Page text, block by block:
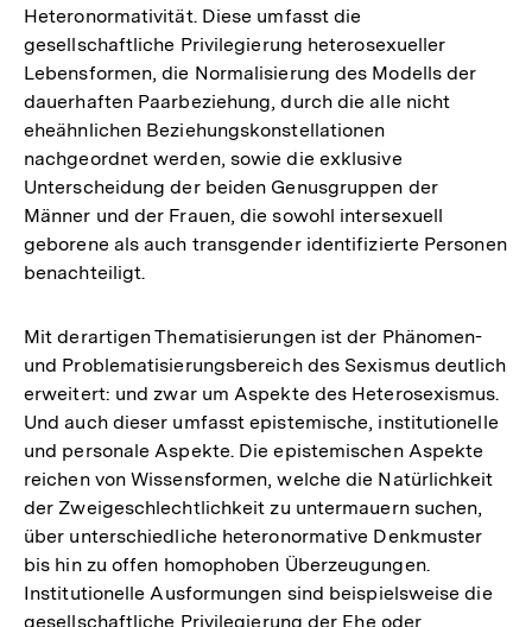
Heteronormativität. Diese umfasst die
gesellschaftliche Privilegierung heterosexueller
Lebensformen, die Normalisierung des Modells der
dauerhaften Paarbeziehung, durch die alle nicht
eheähnlichen Beziehungskonstellationen
nachgeordnet werden, sowie die exklusive
Unterscheidung der beiden Genusgruppen der
Männer und der Frauen, die sowohl intersexuell
geborene als auch transgender identifizierte Personen
benachteiligt.
Mit derartigen Thematisierungen ist der Phänomen-
und Problematisierungsbereich des Sexismus deutlich
erweitert: und zwar um Aspekte des Heterosexismus.
Und auch dieser umfasst epistemische, institutionelle
und personale Aspekte. Die epistemischen Aspekte
reichen von Wissensformen, welche die Natürlichkeit
der Zweigeschlechtlichkeit zu untermauern suchen,
über unterschiedliche heteronormative Denkmuster
bis hin zu offen homophoben Überzeugungen.
Institutionelle Ausformungen sind beispielsweise die
gesellschaftliche Privilegierung der Ehe oder